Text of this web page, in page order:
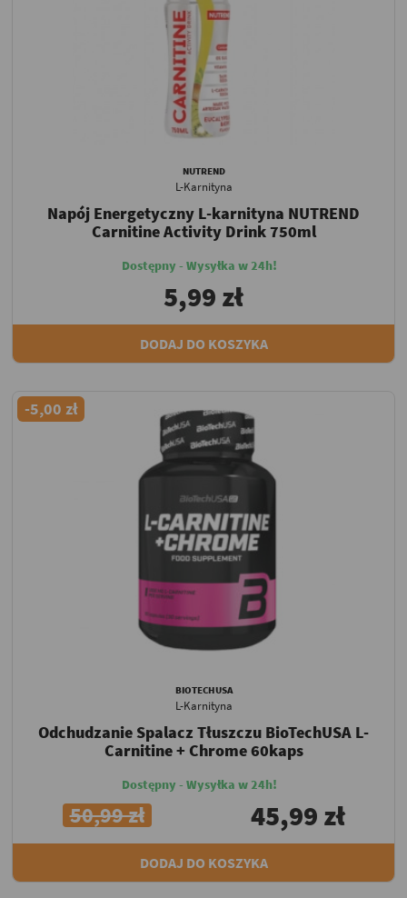
NUTREND
L-Karnityna
Napój Energetyczny L-karnityna NUTREND
Carnitine Activity Drink 750ml
Dostępny - Wysyłka w 24h!
5,99 zł
DODAJ DO KOSZYKA
-5,00 zł
BIOTECHUSA
L-Karnityna
Odchudzanie Spalacz Tłuszczu BioTechUSA L-
Carnitine + Chrome 60kaps
Dostępny - Wysyłka w 24h!
50,99 zł 45,99 zł
DODAJ DO KOSZYKA